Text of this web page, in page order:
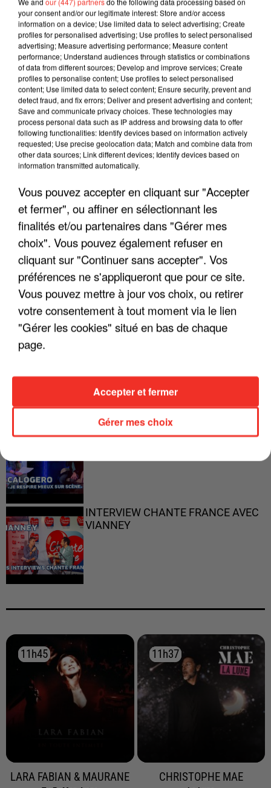
LES INTERVIEWS CHANTE
FRANCE
Voir plus
"JE SUIS À DISPOSITION DES
ENFOIRÉS"
"ON A TOUS LE TRAC"
"JE RESPIRE MIEUX SUR SCÈNE" -
INTERVIEW CHANTE FRANCE AVEC
VIANNEY
11h45
11h45
LARA FABIAN & MAURANE
11h37
11h37
CHRISTOPHE MAE
your consent and/or our legitimate interest: Store and/or access
information on a device; Use limited data to select advertising; Create
profiles for personalised advertising; Use profiles to select personalised
advertising; Measure advertising performance; Measure content
performance; Understand audiences through statistics or combinations
of data from different sources; Develop and improve services; Create
profiles to personalise content; Use profiles to select personalised
content; Use limited data to select content; Ensure security, prevent and
detect fraud, and fix errors; Deliver and present advertising and content;
Save and communicate privacy choices. These technologies may
process personal data such as IP address and browsing data to offer
following functionalities: Identify devices based on information actively
requested; Use precise geolocation data; Match and combine data from
other data sources; Link different devices; Identify devices based on
information transmitted automatically.
Vous pouvez accepter en cliquant sur "Accepter
et fermer", ou affiner en sélectionnant les
finalités et/ou partenaires dans "Gérer mes
choix". Vous pouvez également refuser en
cliquant sur "Continuer sans accepter". Vos
préférences ne s'appliqueront que pour ce site.
Vous pouvez mettre à jour vos choix, ou retirer
votre consentement à tout moment via le lien
"Gérer les cookies" situé en bas de chaque
page.
Gérer mes choix
Accepter et fermer